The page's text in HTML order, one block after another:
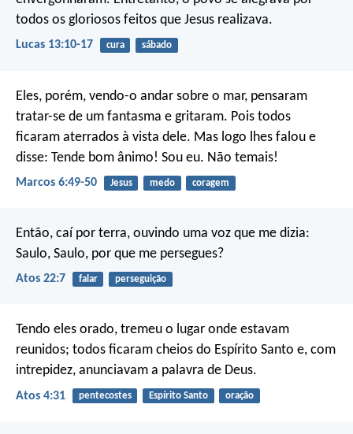
todos os gloriosos feitos que Jesus realizava.
Lucas 13:10-17 cura sábado
Eles, porém, vendo-o andar sobre o mar, pensaram
tratar-se de um fantasma e gritaram. Pois todos
ficaram aterrados à vista dele. Mas logo lhes falou e
disse: Tende bom ânimo! Sou eu. Não temais!
Marcos 6:49-50 Jesus medo coragem
Então, caí por terra, ouvindo uma voz que me dizia:
Saulo, Saulo, por que me persegues?
Atos 22:7 falar perseguição
Tendo eles orado, tremeu o lugar onde estavam
reunidos; todos ficaram cheios do Espírito Santo e, com
intrepidez, anunciavam a palavra de Deus.
Atos 4:31 pentecostes Espírito Santo oração